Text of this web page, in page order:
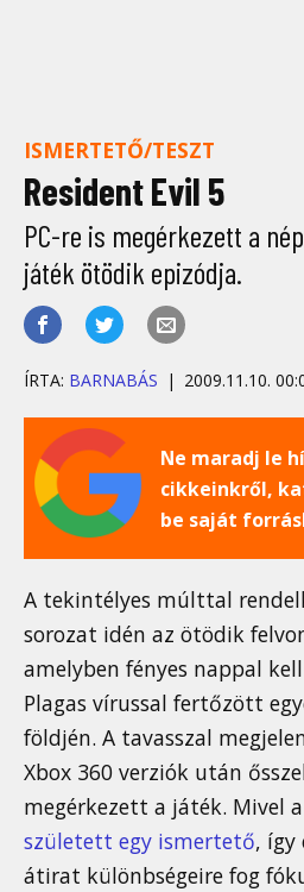
ISMERTETŐ/TESZT
Resident Evil 5
PC-re is megérkezett a
játék ötödik epizódja.
ÍRTA: BARNABÁS 2009.11.10.
Ne maradj le
cikkeinkről,
be saját
A tekintélyes múlttal
sorozat idén az ötödik
amelyben fényes nappal
Plagas vírussal fertőzött
földjén. A tavasszal
Xbox 360 verziók után
megérkezett a játék. Mivel a
született egy ismertető, így
átirat különbségeire fog